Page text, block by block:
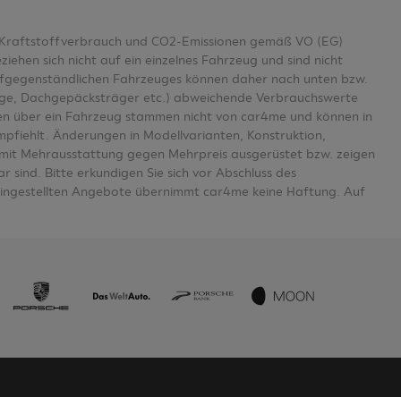
sich nicht auf ein einzelnes Fahrzeug und sind nicht
Fahrzeuges können daher nach unten bzw.
Dachgepäcksträger etc.) abweichende Verbrauchswerte
Änderungen in Modellvarianten, Konstruktion,